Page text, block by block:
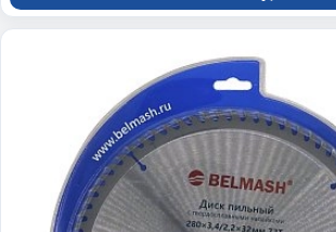
Станок
51 990 ₽
В корзину
Показать еще